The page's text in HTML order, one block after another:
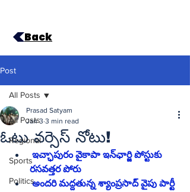
Back
Post
All Posts
Regional
Sports
Politics
All Posts
ఓటు వర్సెస్‌ నోటు!
Prasad Satyam
Jan 3 3 min read
రసవత్తర పోరు
అందరి మద్దతున్న శ్యాంప్రసాద్‌ వైపు పార్టీ